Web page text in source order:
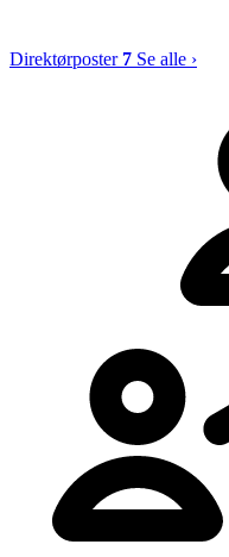
Direktørposter 7 Se alle ›